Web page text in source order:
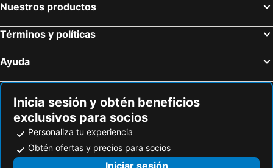
Nuestros productos
Términos y políticas
Ayuda
Inicia sesión y obtén beneficios
exclusivos para socios
Personaliza tu experiencia
Obtén ofertas y precios para socios